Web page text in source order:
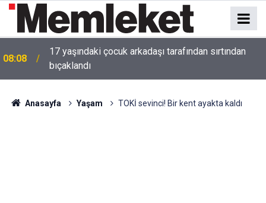
08:08
17 yaşındaki çocuk arkadaşı tarafından sırtından
bıçaklandı
Anasayfa Yaşam TOKİ sevinci! Bir kent ayakta kaldı